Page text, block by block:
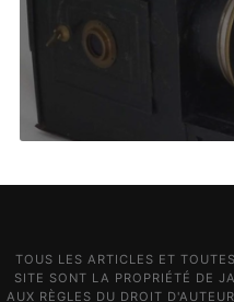
TOUS LES ARTICLES ET
SITE SONT LA PROPRIÉTÉ DE
AUX RÈGLES DU DROIT